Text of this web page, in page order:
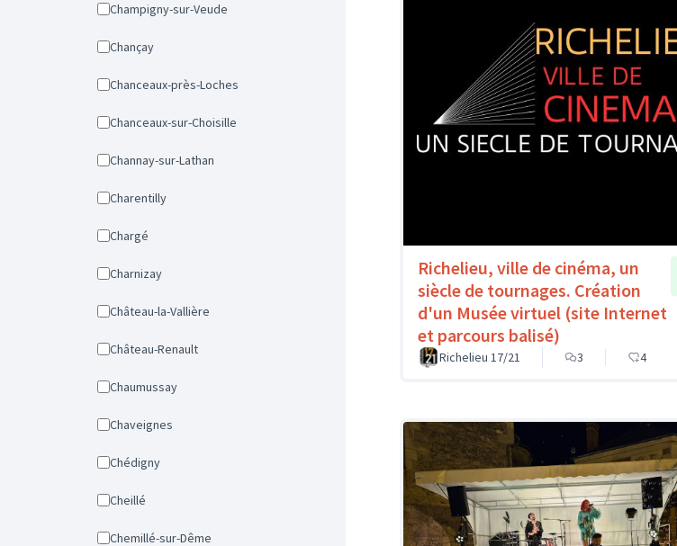
Champigny-sur-Veude
Chançay
Chanceaux-près-Loches
Chanceaux-sur-Choisille
Channay-sur-Lathan
Charentilly
Chargé
Charnizay
Château-la-Vallière
Château-Renault
Chaumussay
Chaveignes
Chédigny
Cheillé
Chemillé-sur-Dême
Richelieu, ville de cinéma, un
siècle de tournages. Création
d'un Musée virtuel (site Internet
et parcours balisé)
Richelieu 17/21 3 4